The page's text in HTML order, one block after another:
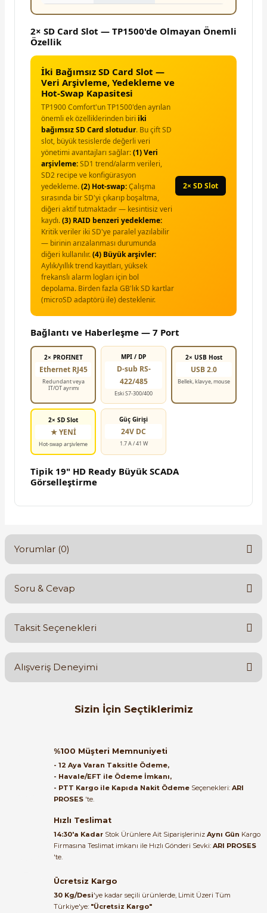
2× SD Card Slot — TP1500'de Olmayan Önemli
Özellik
İki Bağımsız SD Card Slot —
Veri Arşivleme, Yedekleme ve
Hot-Swap Kapasitesi
TP1900 Comfort'un TP1500'den ayrılan
önemli ek özelliklerinden biri iki
bağımsız SD Card slotudur. Bu çift SD
slot, büyük tesislerde değerli veri
yönetimi avantajları sağlar:(1) Veri
arşivleme:SD1 trend/alarm verileri,
SD2 recipe ve konfigürasyon
yedekleme.(2) Hot-swap:Çalışma
sırasında bir SD'yi çıkarıp boşaltma,
diğeri aktif tutmaktadır — kesintisiz veri
kaydı.(3) RAID benzeri yedekleme:
Kritik veriler iki SD'ye paralel yazılabilir
— birinin arızalanması durumunda
diğeri kullanılır.(4) Büyük arşivler:
Aylık/yıllık trend kayıtları, yüksek
frekanslı alarm logları için bol
depolama. Birden fazla GB'lık SD kartlar
(microSD adaptörü ile) desteklenir.
2× SD Slot
Bağlantı ve Haberleşme — 7 Port
2× PROFINET
Ethernet RJ45
Redundant veya
IT/OT ayrımı
MPI / DP
D-sub RS-
422/485
Eski S7-300/400
2× USB Host
USB 2.0
Bellek, klavye, mouse
2× SD Slot
★ YENİ
Hot-swap arşivleme
Güç Girişi
24V DC
1.7 A / 41 W
Tipik 19" HD Ready Büyük SCADA
Görselleştirme
Yorumlar (0)
Bu ürüne ilk yorumu siz yapın!
Soru & Cevap
Ürün hakkında henüz soru sorulmamış.
Taksit Seçenekleri
Alışveriş Deneyimi
Orijinal kutusuyla ertesi gün
ulaştı elimize. Teşekkürler.
Satıcı ilgili ve çok yardım severdi
bundan mehmet bey ilgi ve
alakası için teşekkür ederim
22/06/2026
Kemal Toktaş | 20/06/2026
Sizin İçin Seçtiklerimiz
Siemens 6AV2124-0QC02-0AX1 | TP1500 15'' Comfort Panel ATEX
326.317,19 TL
6AV2123-2GB03-0AX0 HMI KTP700 Basic Panel PN 7'' Profinet
36.030,17 TL
23.416,01 TL
%100 Müşteri Memnuniyeti
- 12 Aya Varan Taksitle Ödeme,
- Havale/EFT ile Ödeme İmkanı,
- PTT Kargo ile Kapıda Nakit Ödeme Seçenekleri: ARI
PROSES 'te.
Hızlı Teslimat
14:30'a Kadar Stok Ürünlere Ait Siparişleriniz Aynı Gün Kargo
Firmasına Teslimat imkanı ile Hızlı Gönderi Sevki: ARI PROSES
'te.
Ücretsiz Kargo
30 Kg/Desi'ye kadar seçili ürünlerde, Limit Üzeri Tüm
Türkiye'ye: "Ücretsiz Kargo"